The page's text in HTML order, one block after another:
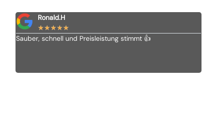
Ronald.H
★★★★★
Sauber, schnell und Preisleistung stimmt 👍